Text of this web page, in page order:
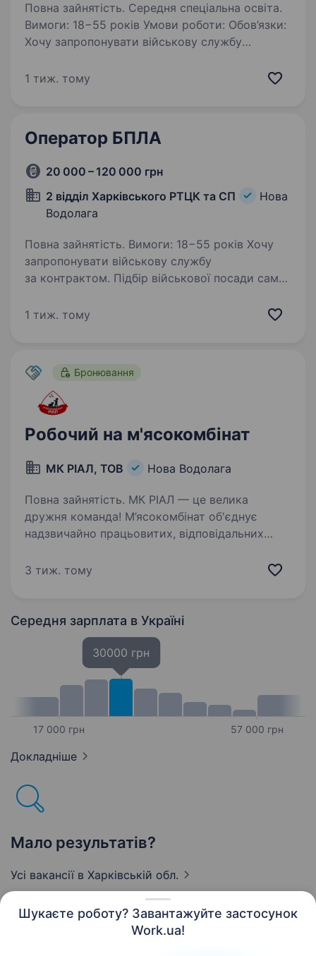
Шукаєте роботу? Завантажуйте застосунок
Work.ua!
Повна зайнятість. Середня спеціальна освіта.
Вимоги: 18−55 років Умови роботи: Обов’язки:
Хочу запропонувати військову службу
для Вас. Ви зможете застосувати свої знання
1 тиж. тому
Оператор БПЛА
20 000 – 120 000 грн
2 відділ Харківського РТЦК та СП
Нова
Водолага
Повна зайнятість. Вимоги: 18−55 років Хочу
запропонувати військову службу
за контрактом. Підбір військової посади саме
та навички у реальних справах, а також
1 тиж. тому
Бронювання
Робочий на м'ясокомбінат
МК РІАЛ, ТОВ Нова Водолага
Повна зайнятість. МК РІАЛ — це велика
дружня команда! М’ясокомбінат об'єднує
надзвичайно працьовитих, відповідальних
це скарб для компанії, у зв’язку з активним
3 тиж. тому
Середня зарплата в Україні
17 000 грн
30000 грн
57 000 грн
Докладніше
Мало результатів?
Усі вакансії в Харківській обл.